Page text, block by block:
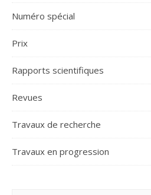
Numéro spécial
Prix
Rapports scientifiques
Revues
Travaux de recherche
Travaux en progression